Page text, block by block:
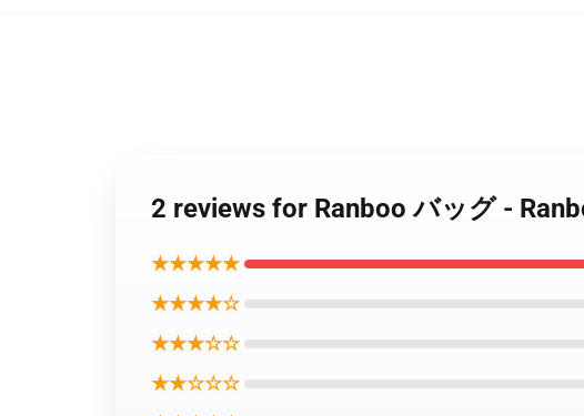
2 reviews for Ranboo バッグ -
★★★★★
★★★★☆
★★★☆☆
★★☆☆☆